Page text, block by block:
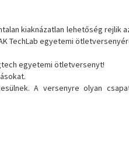
kiaknázatlan lehetőség rejlik
TechLab egyetemi
egyetemi ötletversenyt!
A versenyre olyan